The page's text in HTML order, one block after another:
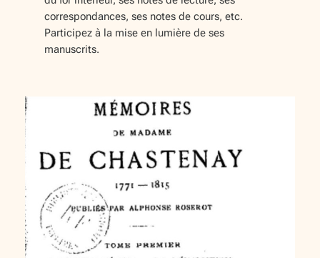
correspondances, ses notes de cours, etc.
Participez à la mise en lumière de ses
manuscrits.